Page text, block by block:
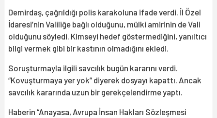
Demirdaş, çağrıldığı polis karakoluna ifade verdi. İl Özel
İdaresi’nin Valiliğe bağlı olduğunu, mülki amirinin de Vali
olduğunu söyledi. Kimseyi hedef göstermediğini, yanıltıcı
bilgi vermek gibi bir kastının olmadığını ekledi.
Soruşturmayla ilgili savcılık bugün kararını verdi.
“Kovuşturmaya yer yok” diyerek dosyayı kapattı. Ancak
savcılık kararında uzun bir gerekçelendirme yaptı.
Haberin “Anayasa, Avrupa İnsan Hakları Sözleşmesi